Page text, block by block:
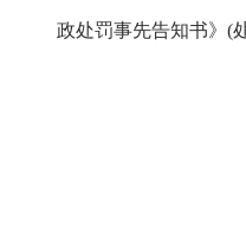
政处罚事先告知书》(